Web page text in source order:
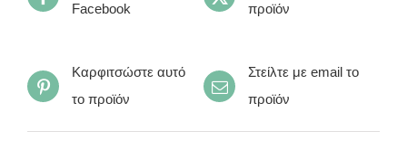
Facebook
προϊόν
Καρφιτσώστε αυτό
το προϊόν
Στείλτε με email το
προϊόν